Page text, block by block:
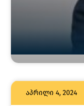
აპრილი 4, 2024